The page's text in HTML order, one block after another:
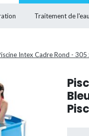
Traitement de l'eau
Intex Cadre Rond -